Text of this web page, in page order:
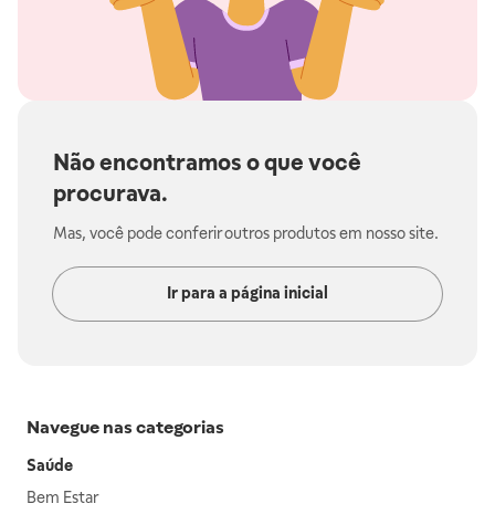
Não encontramos o que você
procurava.
Mas, você pode conferir outros produtos em nosso site.
Ir para a página inicial
Navegue nas categorias
Saúde
Bem Estar